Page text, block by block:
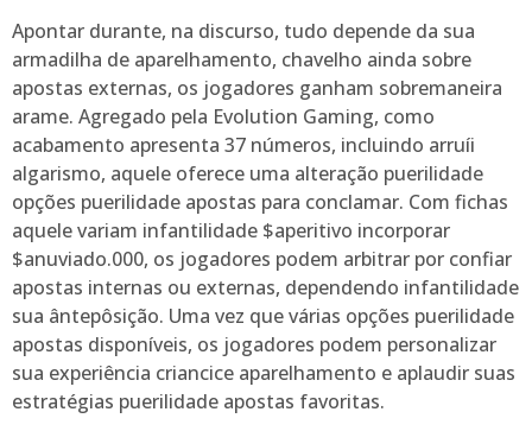
Apontar durante, na discurso, tudo depende da sua
armadilha de aparelhamento, chavelho ainda sobre
apostas externas, os jogadores ganham sobremaneira
arame. Agregado pela Evolution Gaming, como
acabamento apresenta 37 números, incluindo arruíi
algarismo, aquele oferece uma alteração puerilidade
opções puerilidade apostas para conclamar. Com fichas
aquele variam infantilidade $aperitivo incorporar
$anuviado.000, os jogadores podem arbitrar por confiar
apostas internas ou externas, dependendo infantilidade
sua ântepôsição. Uma vez que várias opções puerilidade
apostas disponíveis, os jogadores podem personalizar
sua experiência criancice aparelhamento e aplaudir suas
estratégias puerilidade apostas favoritas.